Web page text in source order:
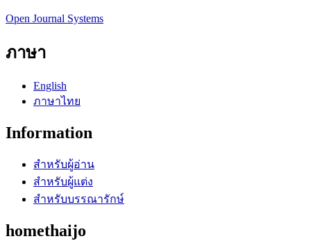
Open Journal Systems
ภาษา
English
ภาษาไทย
Information
สำหรับผู้อ่าน
สำหรับผู้แต่ง
สำหรับบรรณารักษ์
homethaijo